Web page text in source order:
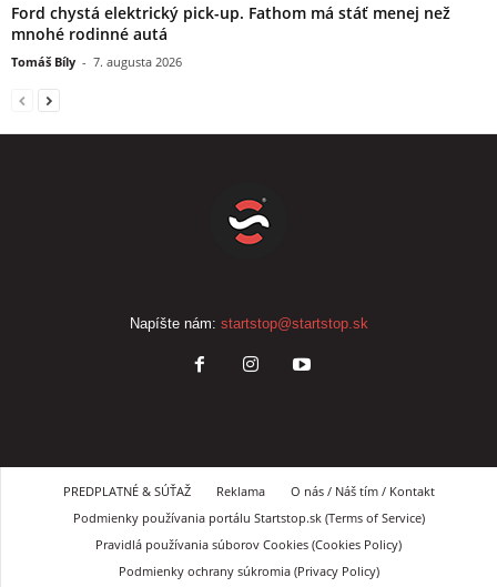
Ford chystá elektrický pick-up. Fathom má stáť menej než
mnohé rodinné autá
Tomáš Bíly - 7. augusta 2026
Napíšte nám: startstop@startstop.sk
PREDPLATNÉ & SÚŤAŽ Reklama
O nás / Náš tím / Kontakt
Podmienky používania portálu Startstop.sk (Terms of Service)
Pravidlá používania súborov Cookies (Cookies Policy)
Podmienky ochrany súkromia (Privacy Policy)